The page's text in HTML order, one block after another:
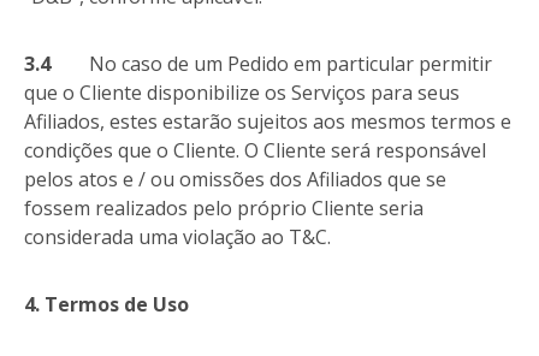
3.4No caso de um Pedido em particular permitir
que o Cliente disponibilize os Serviços para seus
Afiliados, estes estarão sujeitos aos mesmos termos e
condições que o Cliente. O Cliente será responsável
pelos atos e / ou omissões dos Afiliados que se
fossem realizados pelo próprio Cliente seria
considerada uma violação ao T&C.
4. Termos de Uso